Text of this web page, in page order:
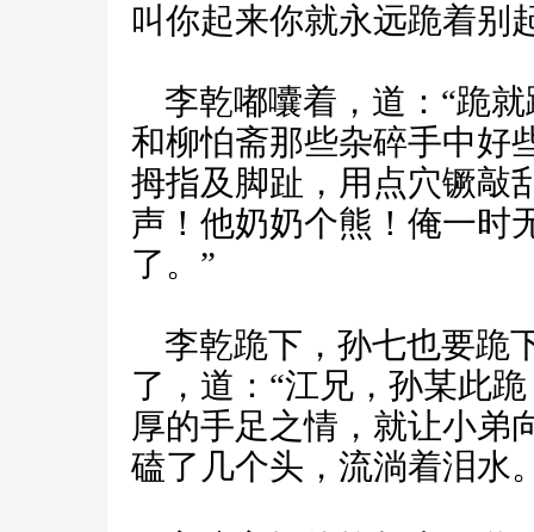
叫你起来你就永远跪着
李乾嘟囔着，道：“跪
和柳怕斋那些杂碎手中好
拇指及脚趾，用点穴镢敲
声！他奶奶个熊！俺一时
了。”
李乾跪下，孙七也要跪
了，道：“江兄，孙某此
厚的手足之情，就让小弟
磕了几个头，流淌着泪水